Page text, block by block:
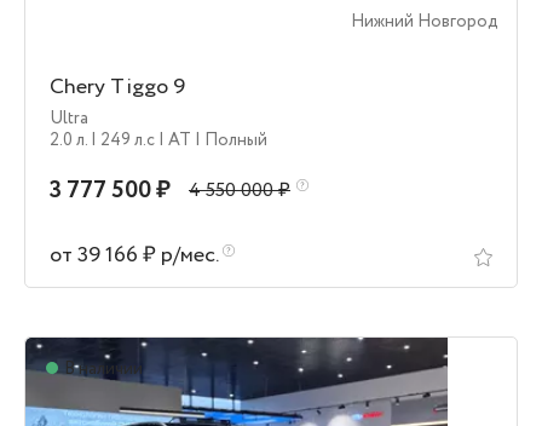
Нижний Новгород
Chery Tiggo 9
Ultra
2.0 л. | 249 л.c | AT | Полный
3 777 500 ₽ 4 550 000 ₽
от 39 166 ₽ р/мес.
В наличии